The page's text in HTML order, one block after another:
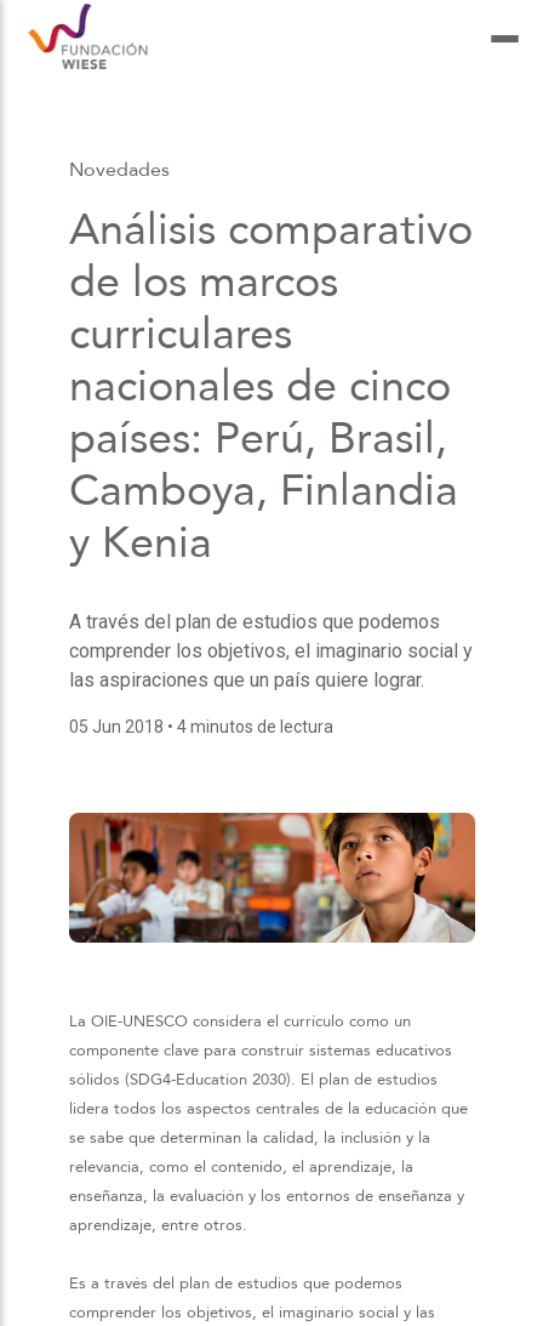
Novedades
Análisis comparativo
de los marcos
curriculares
nacionales de cinco
países: Perú, Brasil,
Camboya, Finlandia
y Kenia
A través del plan de estudios que podemos
comprender los objetivos, el imaginario social y
las aspiraciones que un país quiere lograr.
05 Jun 2018 • 4 minutos de lectura
La OIE-UNESCO considera el currículo como un
componente clave para construir sistemas educativos
sólidos (SDG4-Education 2030). El plan de estudios
lidera todos los aspectos centrales de la educación que
se sabe que determinan la calidad, la inclusión y la
relevancia, como el contenido, el aprendizaje, la
enseñanza, la evaluación y los entornos de enseñanza y
aprendizaje, entre otros.
Es a través del plan de estudios que podemos
comprender los objetivos, el imaginario social y las